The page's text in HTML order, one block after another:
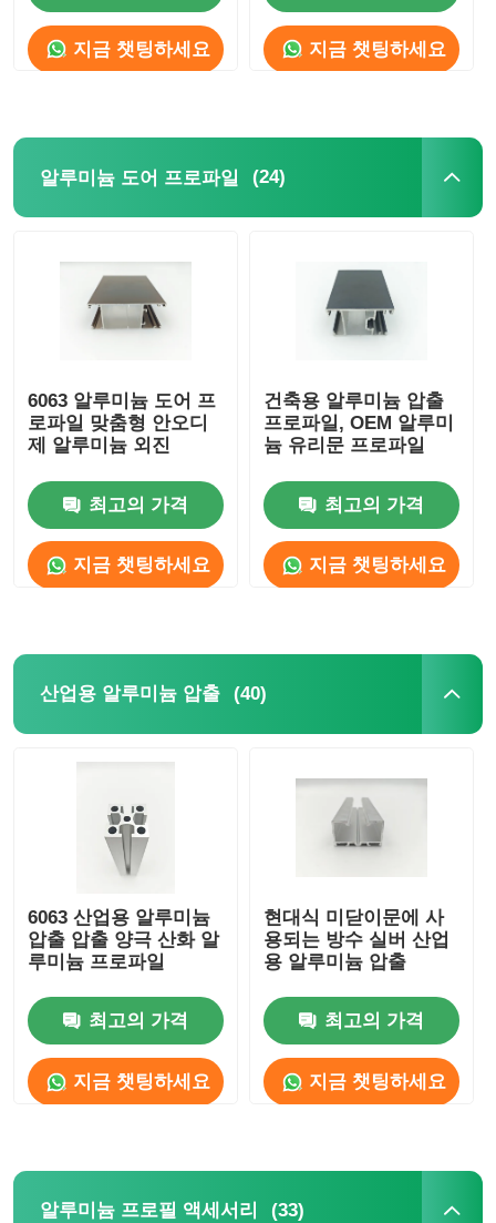
지금 챗팅하세요 지금 챗팅하세요
알루미늄 도어 프로파일 (24)
6063 알루미늄 도어 프
로파일 맞춤형 안오디
제 알루미늄 외진
최고의 가격
지금 챗팅하세요
건축용 알루미늄 압출
프로파일, OEM 알루미
늄 유리문 프로파일
최고의 가격
지금 챗팅하세요
산업용 알루미늄 압출 (40)
6063 산업용 알루미늄
압출 압출 양극 산화 알
루미늄 프로파일
최고의 가격
지금 챗팅하세요
현대식 미닫이문에 사
용되는 방수 실버 산업
용 알루미늄 압출
최고의 가격
지금 챗팅하세요
알루미늄 프로필 액세서리 (33)